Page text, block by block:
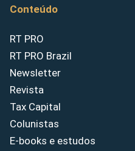
Conteúdo
RT PRO
RT PRO Brazil
Newsletter
Revista
Tax Capital
Colunistas
E-books e estudos